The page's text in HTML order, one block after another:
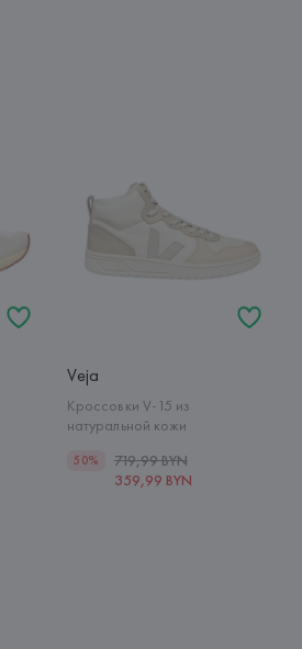
Veja
Кроссовки V-15 из
натуральной кожи
50%
719,99 BYN
359,99 BYN